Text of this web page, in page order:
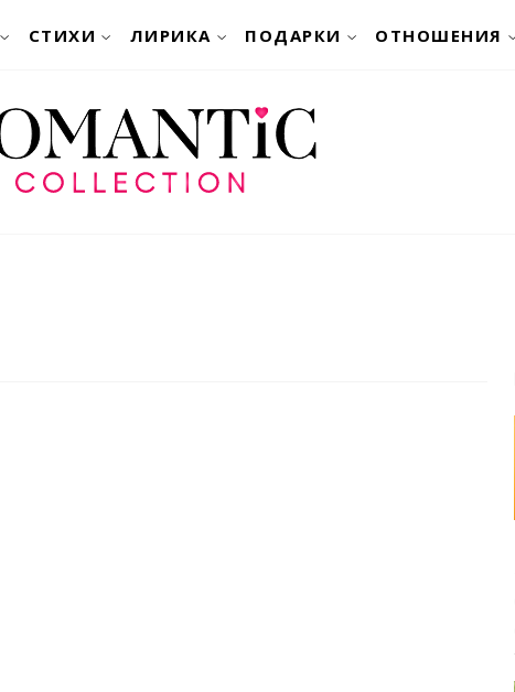
СТИХИ ЛИРИКА ПОДАРКИ ОТНОШЕНИЯ